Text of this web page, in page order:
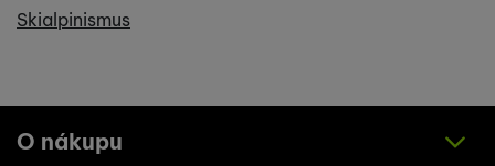
Skialpinismus
O nákupu